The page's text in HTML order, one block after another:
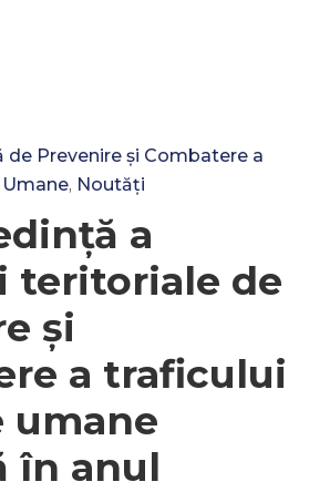
de Prevenire și Combatere a
‚ Noutăți
a
teritoriale de
și
a traficului
umane
în anul